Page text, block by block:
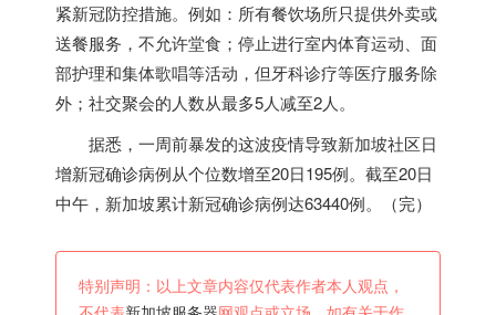
紧新冠防控措施。例如：所有餐饮场所只提供外卖或
送餐服务，不允许堂食；停止进行室内体育运动、面
部护理和集体歌唱等活动，但牙科诊疗等医疗服务除
外；社交聚会的人数从最多5人减至2人。
据悉，一周前暴发的这波疫情导致新加坡社区日
增新冠确诊病例从个位数增至20日195例。截至20日
中午， 新加坡累计新冠确诊病例达63440例。（完）
特别声明：以上文章内容仅代表作者本人观点，